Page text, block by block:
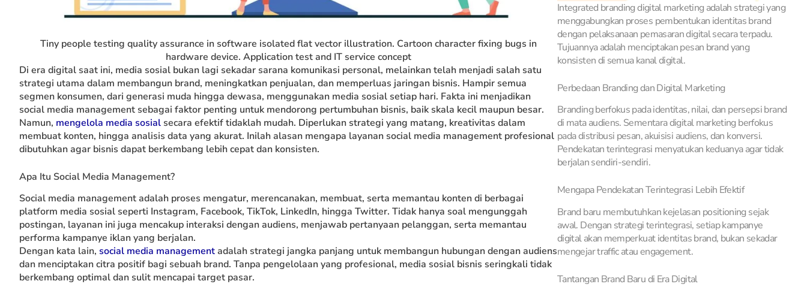
Tiny people testing quality assurance in software isolated flat vector illustration. Cartoon character fixing bugs in
hardware device. Application test and IT service concept
Di era digital saat ini, media sosial bukan lagi sekadar sarana komunikasi personal, melainkan telah menjadi salah satu
strategi utama dalam membangun brand, meningkatkan penjualan, dan memperluas jaringan bisnis. Hampir semua
segmen konsumen, dari generasi muda hingga dewasa, menggunakan media sosial setiap hari. Fakta ini menjadikan
social media management sebagai faktor penting untuk mendorong pertumbuhan bisnis, baik skala kecil maupun besar.
Namun, mengelola media sosial secara efektif tidaklah mudah. Diperlukan strategi yang matang, kreativitas dalam
membuat konten, hingga analisis data yang akurat. Inilah alasan mengapa layanan social media management profesional
dibutuhkan agar bisnis dapat berkembang lebih cepat dan konsisten.
Apa Itu Social Media Management?
Social media management adalah proses mengatur, merencanakan, membuat, serta memantau konten di berbagai
platform media sosial seperti Instagram, Facebook, TikTok, LinkedIn, hingga Twitter. Tidak hanya soal mengunggah
postingan, layanan ini juga mencakup interaksi dengan audiens, menjawab pertanyaan pelanggan, serta memantau
performa kampanye iklan yang berjalan.
Dengan kata lain, social media managementadalah strategi jangka panjang untuk membangun hubungan dengan audiens
dan menciptakan citra positif bagi sebuah brand. Tanpa pengelolaan yang profesional, media sosial bisnis seringkali tidak
berkembang optimal dan sulit mencapai target pasar.
Integrated branding digital marketing adalah strategi yang
menggabungkan proses pembentukan identitas brand
dengan pelaksanaan pemasaran digital secara terpadu.
Tujuannya adalah menciptakan pesan brand yang
konsisten di semua kanal digital.
Perbedaan Branding dan Digital Marketing
Branding berfokus pada identitas, nilai, dan persepsi brand
di mata audiens. Sementara digital marketing berfokus
pada distribusi pesan, akuisisi audiens, dan konversi.
Pendekatan terintegrasi menyatukan keduanya agar tidak
berjalan sendiri-sendiri.
Mengapa Pendekatan Terintegrasi Lebih Efektif
Brand baru membutuhkan kejelasan positioning sejak
awal. Dengan strategi terintegrasi, setiap kampanye
digital akan memperkuat identitas brand, bukan sekadar
mengejar traffic atau engagement.
Tantangan Brand Baru di Era Digital